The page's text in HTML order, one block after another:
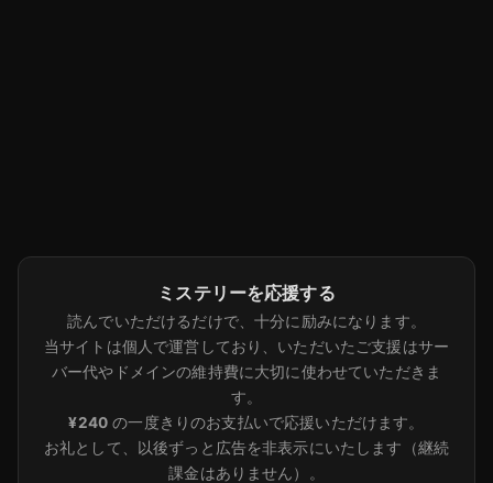
ミステリーを応援する
読んでいただけるだけで、十分に励みになります。
当サイトは個人で運営しており、いただいたご支援はサー
バー代やドメインの維持費に大切に使わせていただきま
す。
¥240 の一度きりのお支払いで応援いただけます。
お礼として、以後ずっと広告を非表示にいたします（継続
課金はありません）。